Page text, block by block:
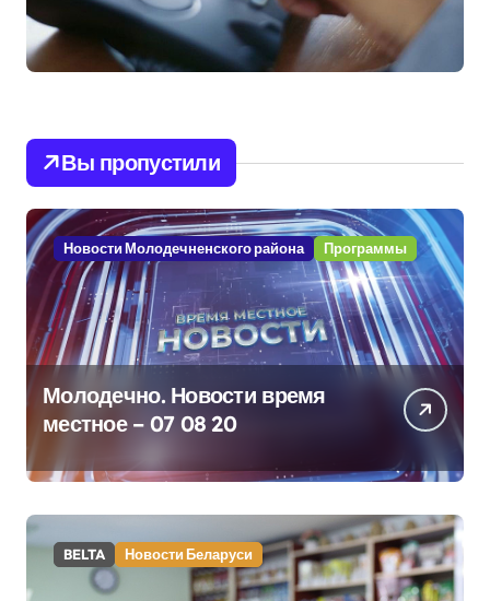
Вы пропустили
Новости Молодечненского района Программы
Молодечно. Новости время
местное – 07 08 20
BELTA Новости Беларуси